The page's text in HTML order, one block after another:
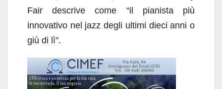
Fair descrive come “il pianista più
innovativo nel jazz degli ultimi dieci anni o
giù di lì”.